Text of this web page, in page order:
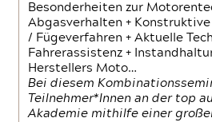
Besonderheiten zur
Abgasverhalten +
/ Fügeverfahren + Aktuelle
Fahrerassistenz +
Herstellers Moto…
Bei diesem
Teilnehmer*Innen an der top
Akademie mithilfe einer